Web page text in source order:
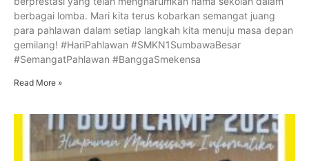
berbagai lomba. Mari kita terus kobarkan semangat juang
para pahlawan dalam setiap langkah kita menuju masa depan
gemilang! #HariPahlawan #SMKN1SumbawaBesar
#SemangatPahlawan #BanggaSmekensa
Read More »